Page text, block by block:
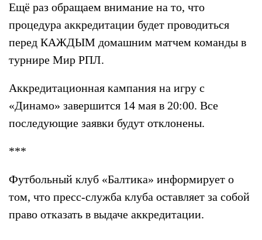
Ещё раз обращаем внимание на то, что
процедура аккредитации будет проводиться
перед КАЖДЫМ домашним матчем команды в
турнире Мир РПЛ.
Аккредитационная кампания на игру с
«Динамо» завершится 14 мая в 20:00. Все
последующие заявки будут отклонены.
***
Футбольный клуб «Балтика» информирует о
том, что пресс-служба клуба оставляет за собой
право отказать в выдаче аккредитации.